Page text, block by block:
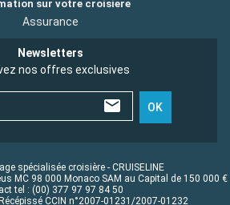
sur votre croisiere
Assurance
Newsletters
nos offres exclusives
OK
spécialisée croisière - CRUISELINE
MC 98 000 Monaco SAM au Capital de 150 000 €
tel : (00) 377 97 97 84 50
CCIN n°2007-01231/2007-01232